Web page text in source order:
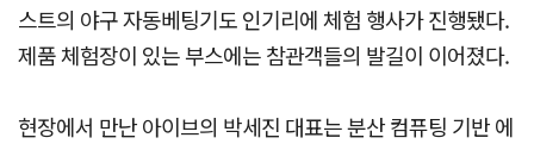
스트의 야구 자동베팅기도 인기리에 체험 행사가 진행됐다.
제품 체험장이 있는 부스에는 참관객들의 발길이 이어졌다.
현장에서 만난 아이브의 박세진 대표는 분산 컴퓨팅 기반 에